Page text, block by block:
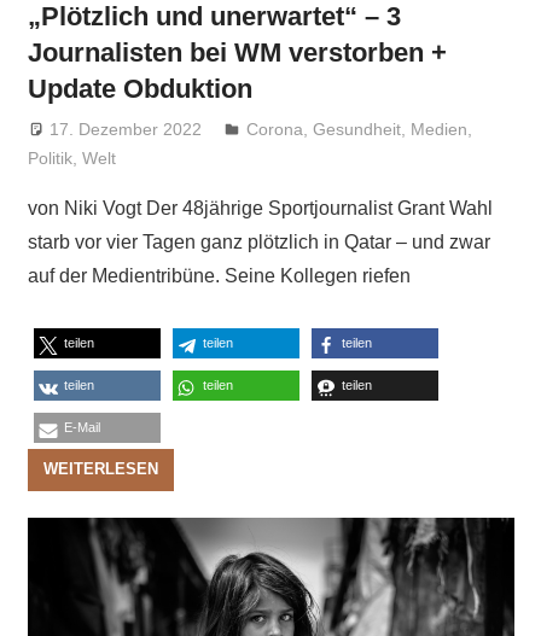
„Plötzlich und unerwartet“ – 3
Journalisten bei WM verstorben +
Update Obduktion
17. Dezember 2022 Niki Vogt
Corona ,Gesundheit Medien
Politik, Welt
von Niki Vogt Der 48jährige Sportjournalist Grant Wahl
starb vor vier Tagen ganz plötzlich in Qatar – und zwar
auf der Medientribüne. Seine Kollegen riefen
teilen teilen teilen
teilen teilen teilen
E-Mail
WEITERLESEN